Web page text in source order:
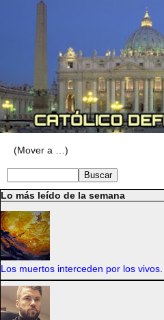
Lo más leído de la semana
Los muertos interceden por los